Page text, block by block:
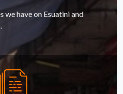
we have on Esuatini and